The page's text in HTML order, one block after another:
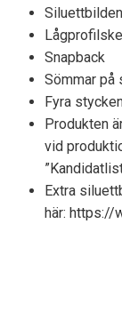
Snapback
Sömmar på
Fyra
Produkten
vid
Extra
här: https://